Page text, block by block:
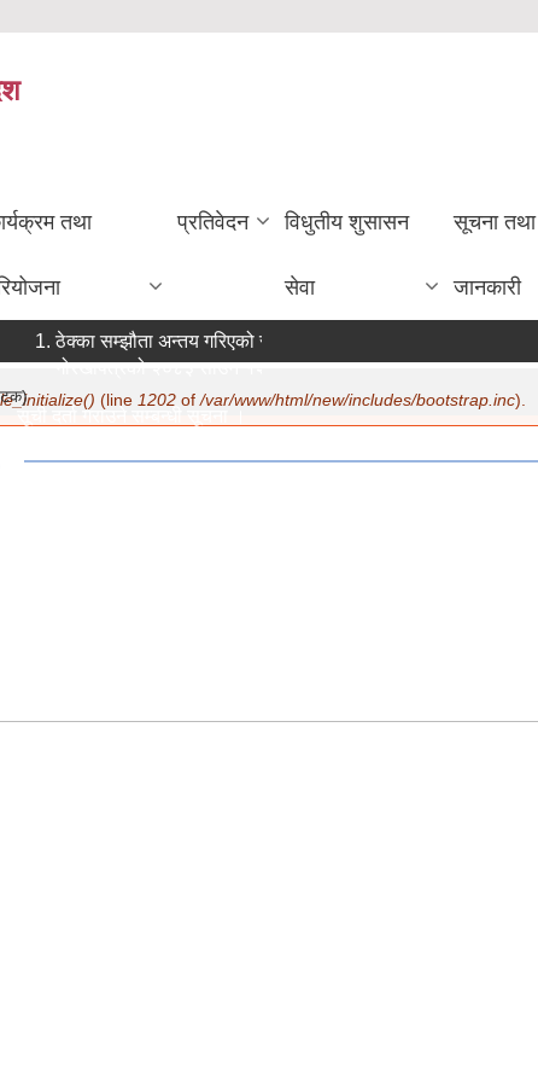
तथा प्रतिवेदन विधुतीय शुसासन
सेवा
सूचना तथा
जानकारी
ठेक्का सम्झौता अन्तय गरिएको सम्बन्धी सूचना ।
गोरखापत्रको २०८३ साउन १२ गते मा सूचना प्रकाशन ।
सूची दर्ता गराउने सम्बन्धी सूचना ।
(line 1202 of/var/www/html/new/includes/bootstrap.inc).